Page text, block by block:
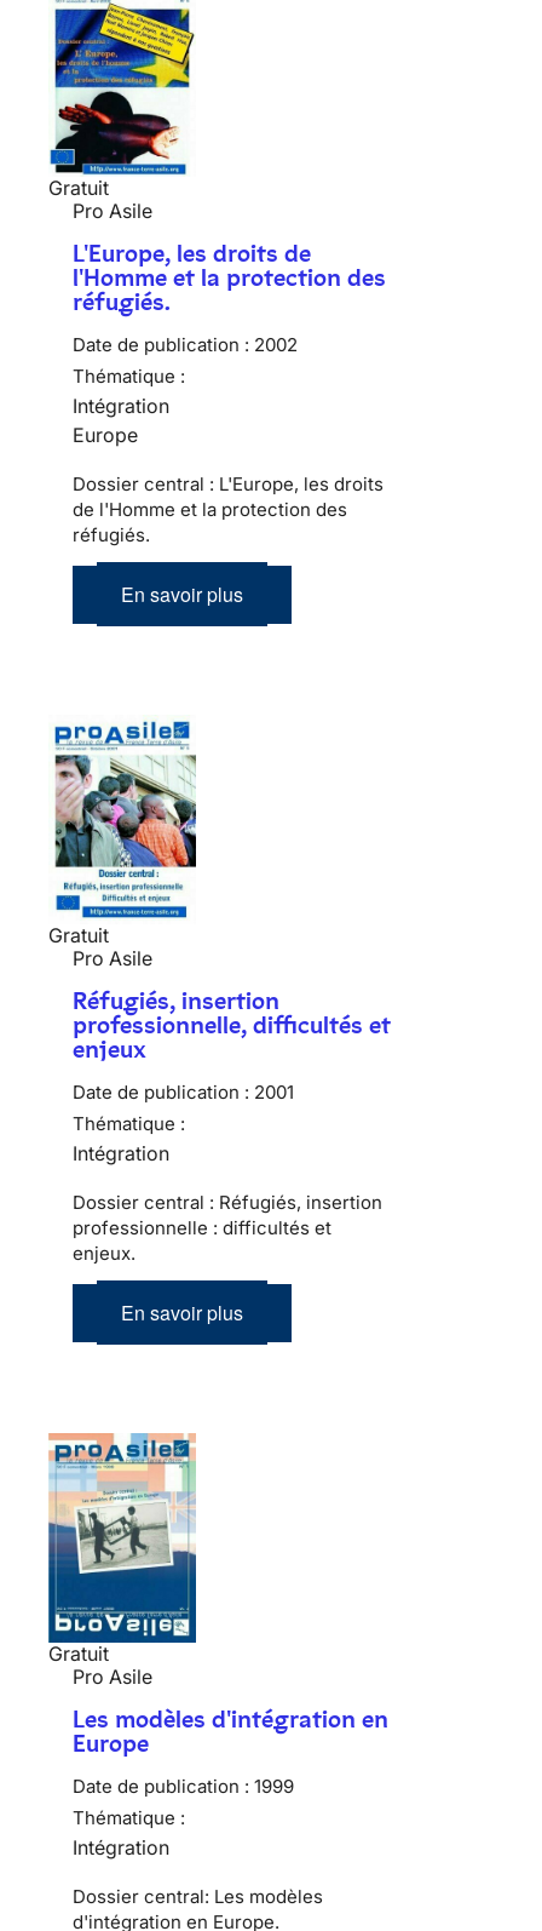
Gratuit
Pro Asile
L'Europe, les droits de
l'Homme et la protection des
réfugiés.
Date de publication : 2002
Thématique :
Intégration
Europe
Dossier central : L'Europe, les droits
de l'Homme et la protection des
réfugiés.
En savoir plus
Gratuit
Pro Asile
Réfugiés, insertion
professionnelle, difficultés et
enjeux
Date de publication : 2001
Thématique :
Intégration
Dossier central : Réfugiés, insertion
professionnelle : difficultés et
enjeux.
En savoir plus
Gratuit
Pro Asile
Les modèles d'intégration en
Europe
Date de publication : 1999
Thématique :
Intégration
Dossier central: Les modèles
d'intégration en Europe.